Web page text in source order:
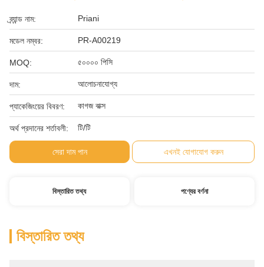
ব্র্যান্ড নাম: Priani
মডেল নম্বর: PR-A00219
MOQ: ৫০০০০ পিসি
দাম: আলোচনাযোগ্য
প্যাকেজিংয়ের বিবরণ: কাগজ বাক্স
অর্থ প্রদানের শর্তাবলী: টি/টি
সেরা দাম পান এখনই যোগাযোগ করুন
বিস্তারিত তথ্য পণ্যের বর্ণনা
বিস্তারিত তথ্য